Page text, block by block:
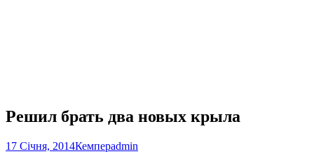
Решил брать два новых крыла
17 Січня, 2014Кемперadmin